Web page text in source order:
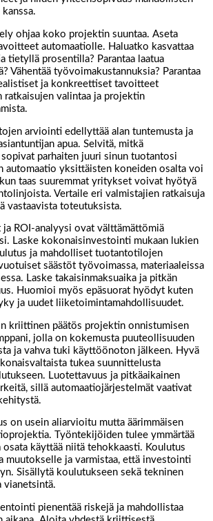
ohjaa koko projektin suuntaa. Aseta
automaatiolle. Haluatko kasvattaa
tietyllä prosentilla? Parantaa laatua
Vähentää työvoimakustannuksia? Parantaa
ja konkreettiset tavoitteet
ratkaisujen valintaa ja projektin
arviointi edellyttää alan tuntemusta ja
apua. Selvitä, mitkä
parhaiten juuri sinun tuotantosi
automaatio yksittäisten koneiden osalta voi
taas suuremmat yritykset voivat hyötyä
Vertaile eri valmistajien ratkaisuja
vastaavista toteutuksista.
ja ROI-analyysi ovat välttämättömiä
Laske kokonaisinvestointi mukaan lukien
ja mahdolliset tuotantotilojen
säästöt työvoimassa, materiaaleissa
Laske takaisinmaksuaika ja pitkän
Huomioi myös epäsuorat hyödyt kuten
ja uudet liiketoimintamahdollisuudet.
kriittinen päätös projektin onnistumisen
jolla on kokemusta puuteollisuuden
ja vahva tuki käyttöönoton jälkeen. Hyvä
tukea suunnittelusta
Luotettavuus ja pitkäaikainen
sillä automaatiojärjestelmät vaativat
on usein aliarvioitu mutta äärimmäisen
Työntekijöiden tulee ymmärtää
osata käyttää niitä tehokkaasti. Koulutus
muutokselle ja varmistaa, että investointi
Sisällytä koulutukseen sekä tekninen
vianetsintä.
pienentää riskejä ja mahdollistaa